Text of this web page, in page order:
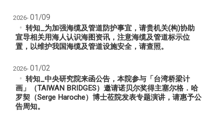
2026- 01/09
转知_为加强海缆及管道防护事宜，请贵机关(构)协助
宣导相关用海人认识海图资讯，注意海缆及管道标示位
置，以维护我国海缆及管道设施安全，请查照。
2026- 01/02
转知_中央研究院来函公告，本院参与「台湾桥梁计
画」（TAIWAN BRIDGES）邀请诺贝尔奖得主塞尔格．哈
罗契（Serge Haroche）博士莅院发表专题演讲，请惠予公
告周知。